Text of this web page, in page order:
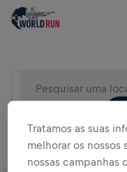
Pesquisar uma
Tratamos as suas
melhorar os nossos
nossas campanhas